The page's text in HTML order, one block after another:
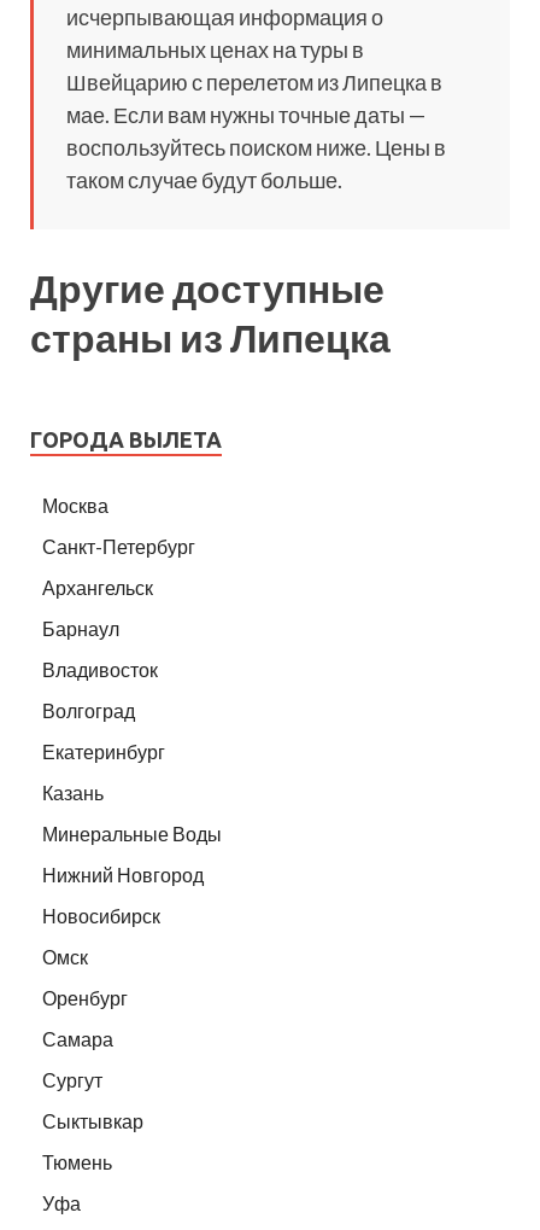
исчерпывающая информация о
минимальных ценах на туры в
Швейцарию с перелетом из Липецка в
мае. Если вам нужны точные даты —
воспользуйтесь поиском ниже. Цены в
таком случае будут больше.
Другие доступные
страны из Липецка
ГОРОДА ВЫЛЕТА
Москва
Санкт-Петербург
Архангельск
Барнаул
Владивосток
Волгоград
Екатеринбург
Казань
Минеральные Воды
Нижний Новгород
Новосибирск
Омск
Оренбург
Самара
Сургут
Сыктывкар
Тюмень
Уфа